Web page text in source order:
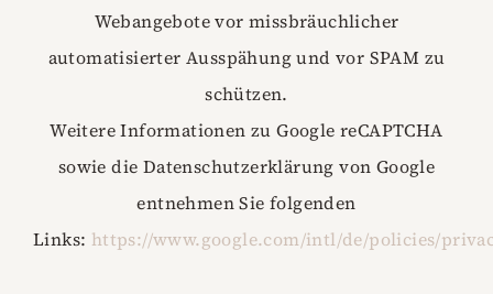
Webangebote vor missbräuchlicher
automatisierter Ausspähung und vor SPAM zu
schützen.
Weitere Informationen zu Google reCAPTCHA
sowie die Datenschutzerklärung von Google
entnehmen Sie folgenden
Links: https://www.google.com/intl/de/policies/